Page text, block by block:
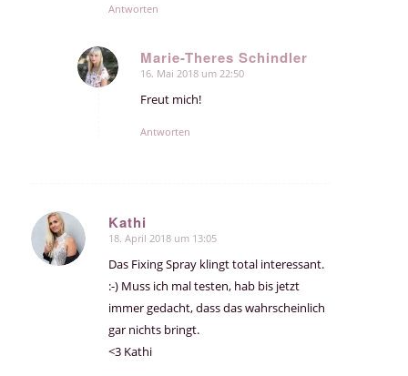
Antworten
Marie-Theres Schindler
sagte:
16. Mai 2018 um 22:50
Freut mich!
Antworten
Kathi
sagte:
18. April 2018 um 13:05
Das Fixing Spray klingt total interessant.
:-) Muss ich mal testen, hab bis jetzt
immer gedacht, dass das wahrscheinlich
gar nichts bringt.
<3 Kathi